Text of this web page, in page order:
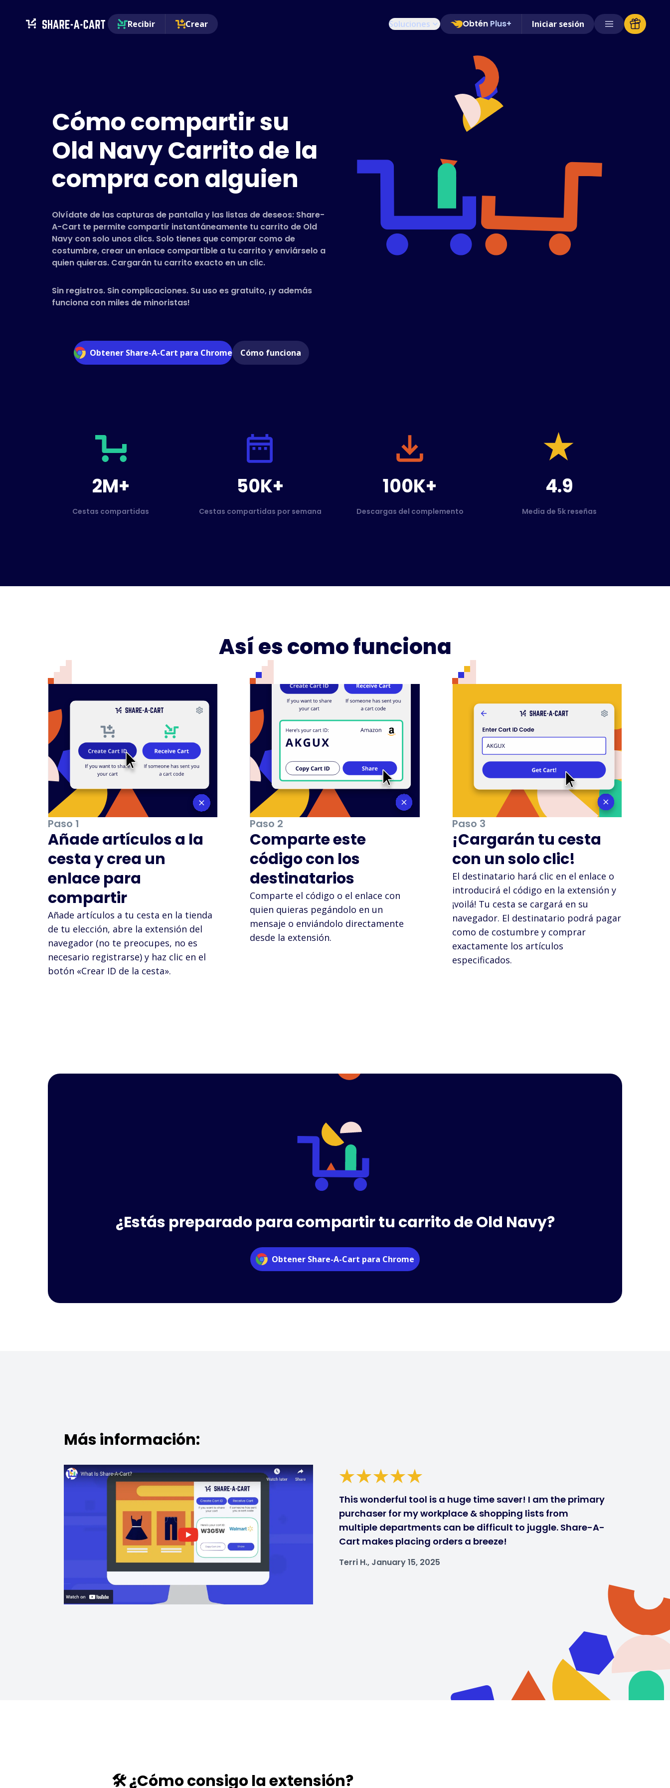
Recibir Crear Soluciones Obtén Plus+ Iniciar sesión
Cómo compartir su
Old Navy Carrito de la
compra con alguien
Olvídate de las capturas de pantalla y las listas de deseos: Share-
A-Cart te permite compartir instantáneamente tu carrito de Old
Navy con solo unos clics. Solo tienes que comprar como de
costumbre, crear un enlace compartible a tu carrito y enviárselo a
quien quieras. Cargarán tu carrito exacto en un clic.
Sin registros. Sin complicaciones. Su uso es gratuito, ¡y además
funciona con miles de minoristas!
Obtener Share-A-Cart para Chrome Cómo funciona
2M+
Cestas compartidas
50K+
Cestas compartidas por semana
100K+
Descargas del complemento
4.9
Media de 5k reseñas
Así es como funciona
Paso 1
Añade artículos a la
cesta y crea un
enlace para
compartir
Añade artículos a tu cesta en la tienda
de tu elección, abre la extensión del
navegador (no te preocupes, no es
necesario registrarse) y haz clic en el
botón «Crear ID de la cesta».
Paso 2
Comparte este
código con los
destinatarios
Comparte el código o el enlace con
quien quieras pegándolo en un
mensaje o enviándolo directamente
desde la extensión.
Paso 3
¡Cargarán tu cesta
con un solo clic!
El destinatario hará clic en el enlace o
introducirá el código en la extensión y
¡voilá! Tu cesta se cargará en su
navegador. El destinatario podrá pagar
como de costumbre y comprar
exactamente los artículos
especificados.
¿Estás preparado para compartir tu carrito de Old Navy?
Obtener Share-A-Cart para Chrome
Más información:
This wonderful tool is a huge time saver! I am the primary
purchaser for my workplace & shopping lists from
multiple departments can be difficult to juggle. Share-A-
Cart makes placing orders a breeze!
Terri H., January 15, 2025
🛠️ ¿Cómo consigo la extensión?